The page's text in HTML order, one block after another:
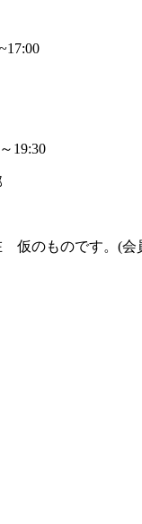
19:30
仮のものです。(会